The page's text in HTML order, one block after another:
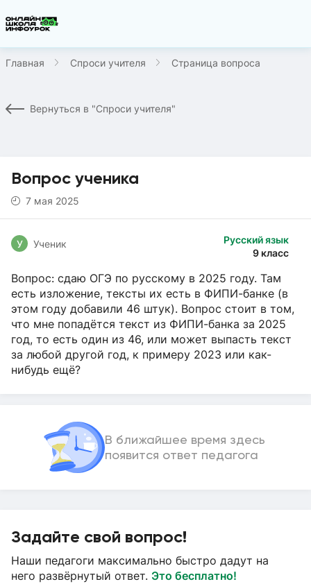
Главная Спроси учителя Страница вопроса
Вернуться в "Спроси учителя"
Вопрос ученика
7 мая 2025
Русский язык
9 класс
У Ученик
Вопрос: сдаю ОГЭ по русскому в 2025 году. Там
есть изложение, тексты их есть в ФИПИ-банке (в
этом году добавили 46 штук). Вопрос стоит в том,
что мне попадётся текст из ФИПИ-банка за 2025
год, то есть один из 46, или может выпасть текст
за любой другой год, к примеру 2023 или как-
нибудь ещё?
В ближайшее время здесь
появится ответ педагога
Задайте свой вопрос!
Наши педагоги максимально быстро дадут на
него развёрнутый ответ. Это бесплатно!